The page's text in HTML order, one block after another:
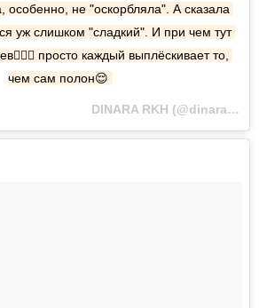
особенно, не "оскорбляла". А сказала
уж слишком "сладкий". И при чем тут
просто каждый выплёскивает то,
чем сам полон😌
Публикация от ⠀⠀⠀⠀⠀⠀⠀⠀⠀⠀⠀⠀⠀DINARA RKH (@dinara_rkh) Авг 28 2017 в 6:35 PDT